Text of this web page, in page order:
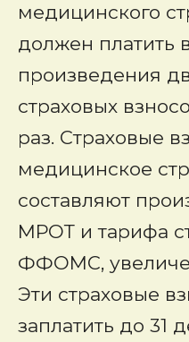
медицинского
должен платить
произведения
страховых
раз. Страховые
медицинское
составляют
МРОТ и тарифа
ФФОМС,
Эти страховые
заплатить до 31